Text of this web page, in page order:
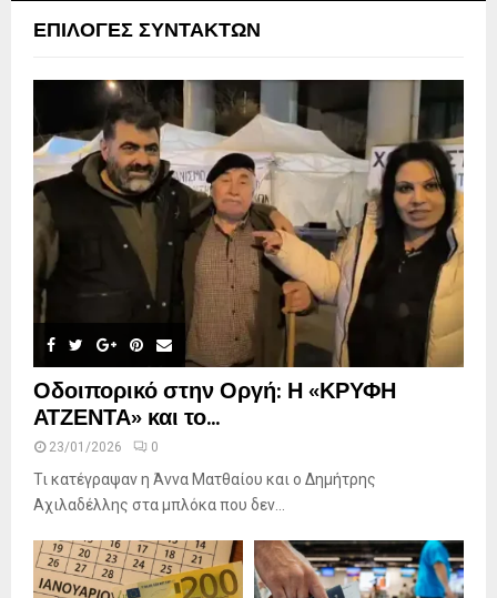
ΕΠΙΛΟΓΕΣ ΣΥΝΤΑΚΤΩΝ
Οδοιπορικό στην Οργή: Η «ΚΡΥΦΗ
ΑΤΖΕΝΤΑ» και το...
23/01/2026 0
Τι κατέγραψαν η Άννα Ματθαίου και ο Δημήτρης
Αχιλαδέλλης στα μπλόκα που δεν...